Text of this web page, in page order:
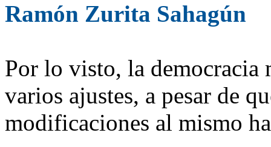
Ramón Zurita Sahagún
Por lo visto, la democracia
varios ajustes, a pesar de
modificaciones al mismo